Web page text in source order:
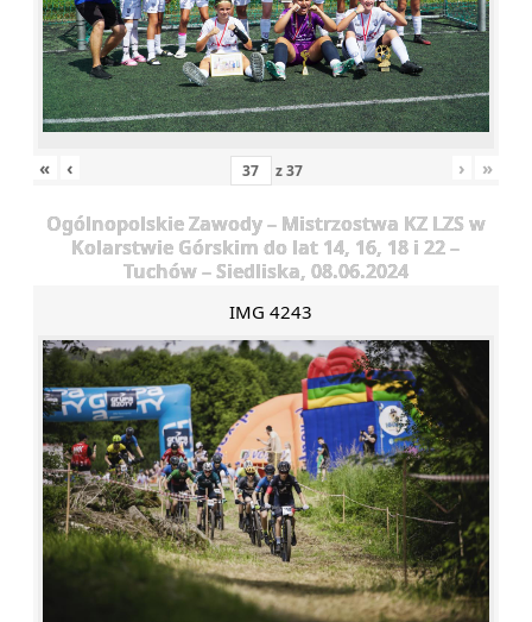
« ‹ z37 › »
Ogólnopolskie Zawody – Mistrzostwa KZ LZS w
Kolarstwie Górskim do lat 14, 16, 18 i 22 –
Tuchów – Siedliska, 08.06.2024
IMG 4243